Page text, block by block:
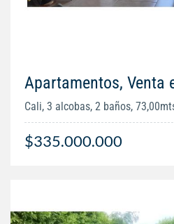
Apartamentos, Venta
Cali, 3 alcobas, 2 baños,
$335.000.000